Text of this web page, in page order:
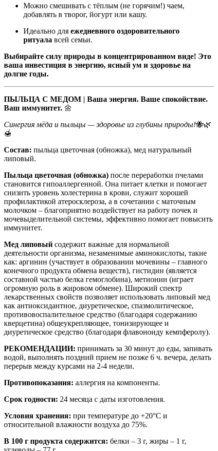
Можно смешивать с тёплым (не горячим!) чаем,
добавлять в творог, йогурт или кашу.
Идеально для ежедневного оздоровительного
ритуала всей семьи.
Выбирайте силу природы в концентрированном виде! Это
ваша инвестиция в энергию, ясный ум и здоровье на
долгие годы.
ПЫЛЬЦА С МЕДОМ | Ваша энергия. Ваше спокойствие.
Ваш иммунитет. 🌼
Синергия мёда и пыльцы — здоровье из глубины природы!🐝🌿
🍯
Состав: пыльца цветочная (обножка), мед натуральный
липовый.
Пыльца цветочная (обножка) после переработки пчелами
становится гипоаллергенной. Она питает клетки и помогает
снизить уровень холестерина в крови, служит хорошей
профилактикой атеросклероза, а в сочетании с маточным
молочком – благоприятно воздействует на работу почек и
мочевыделительной системы, эффективно помогает повысить
иммунитет.
Мед липовый содержит важные для нормальной
деятельности организма, незаменимые аминокислоты, такие
как: аргинин (участвует в образовании мочевины – главного
конечного продукта обмена веществ), гистидин (является
составной частью белка гемоглобина), метионин (играет
огромную роль в жировом обмене). Широкий спектр
лекарственных свойств позволяет использовать липовый мед
как антиоксидантное, диуретическое, спазмолитическое,
противовоспалительное средство (благодаря содержанию
кверцетина) общеукрепляющее, тонизирующее и
диуретическое средство (благодаря флавоноиду кемпферолу).
РЕКОМЕНДАЦИИ: принимать за 30 минут до еды, запивать
водой, выполнять поздний прием не позже 6 ч. вечера, делать
перерыв между курсами на 2-4 недели.
Противопоказания: аллергия на компоненты.
Срок годности: 24 месяца с даты изготовления.
Условия хранения: при температуре до +20°С и
относительной влажности воздуха до 75%.
В 100 г продукта содержится: белки – 3 г, жиры – 1 г,